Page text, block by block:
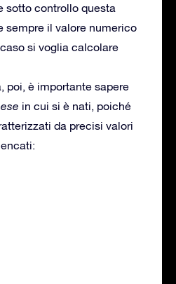
sotto controllo questa
sempre il valore numerico
si voglia calcolare
poi, è importante sapere
in cui si è nati, poiché
da precisi valori